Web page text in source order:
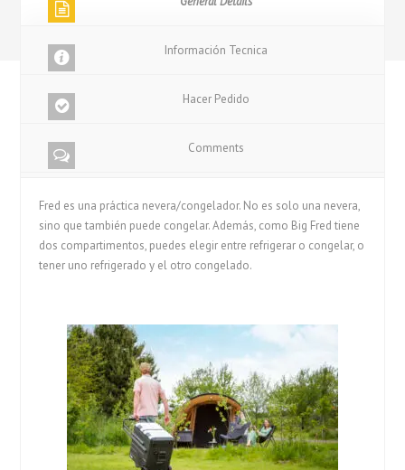
Información Tecnica
Hacer Pedido
Comments
Fred es una práctica nevera/congelador. No es solo una nevera,
sino que también puede congelar. Además, como Big Fred tiene
dos compartimentos, puedes elegir entre refrigerar o congelar, o
tener uno refrigerado y el otro congelado.